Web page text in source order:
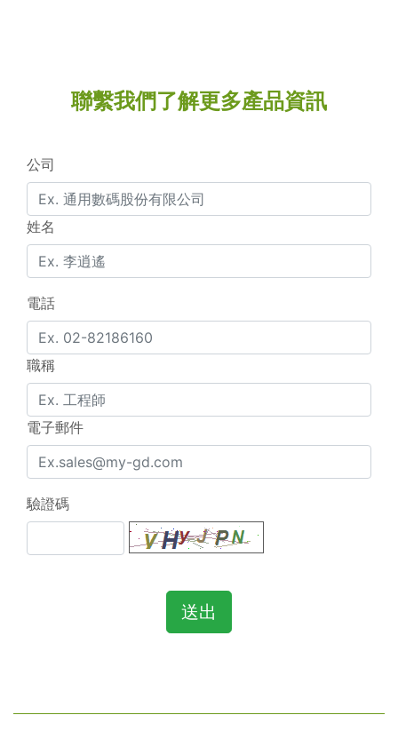
聯繫我們了解更多產品資訊
公司
姓名
電話
職稱
電子郵件
驗證碼